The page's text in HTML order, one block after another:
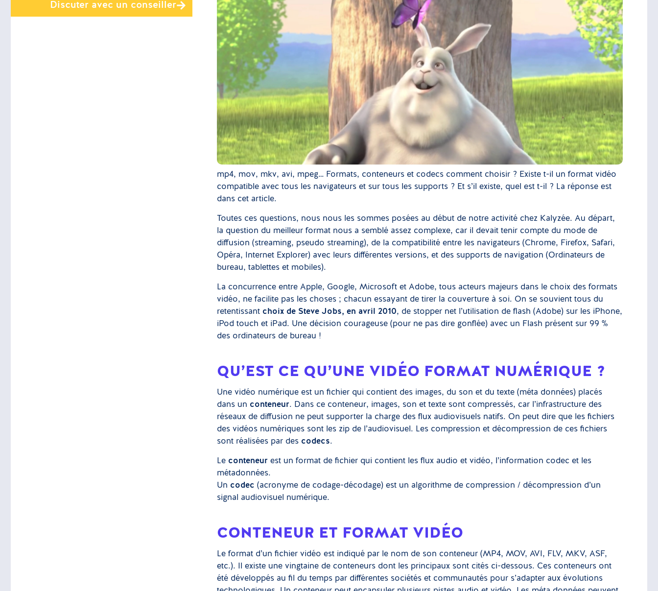
Discuter avec un conseiller
mp4, mov, mkv, avi, mpeg… Formats, conteneurs et codecs comment choisir ? Existe t-il un format vidéo
compatible avec tous les navigateurs et sur tous les supports ? Et s’il existe, quel est t-il ? La réponse est
dans cet article.
Toutes ces questions, nous nous les sommes posées au début de notre activité chez Kalyzée. Au départ,
la question du meilleur format nous a semblé assez complexe, car il devait tenir compte du mode de
diffusion (streaming, pseudo streaming), de la compatibilité entre les navigateurs (Chrome, Firefox, Safari,
Opéra, Internet Explorer) avec leurs différentes versions, et des supports de navigation (Ordinateurs de
bureau, tablettes et mobiles).
La concurrence entre Apple, Google, Microsoft et Adobe, tous acteurs majeurs dans le choix des formats
vidéo, ne facilite pas les choses ; chacun essayant de tirer la couverture à soi. On se souvient tous du
retentissant choix de Steve Jobs, en avril 2010, de stopper net l’utilisation de flash (Adobe) sur les iPhone,
iPod touch et iPad. Une décision courageuse (pour ne pas dire gonflée) avec un Flash présent sur 99 %
des ordinateurs de bureau !
QU’EST CE QU’UNE VIDÉO FORMAT NUMÉRIQUE ?
Une vidéo numérique est un fichier qui contient des images, du son et du texte (méta données) placés
dans un conteneur. Dans ce conteneur, images, son et texte sont compressés, car l’infrastructure des
réseaux de diffusion ne peut supporter la charge des flux audiovisuels natifs. On peut dire que les fichiers
des vidéos numériques sont les zip de l’audiovisuel. Les compression et décompression de ces fichiers
sont réalisées par des codecs.
Le conteneurest un format de fichier qui contient les flux audio et vidéo, l’information codec et les
métadonnées.
Un codec (acronyme de codage-décodage) est un algorithme de compression / décompression d’un
signal audiovisuel numérique.
CONTENEUR ET FORMAT VIDÉO
Le format d’un fichier vidéo est indiqué par le nom de son conteneur (MP4, MOV, AVI, FLV, MKV, ASF,
etc.). Il existe une vingtaine de conteneurs dont les principaux sont cités ci-dessous. Ces conteneurs ont
été développés au fil du temps par différentes sociétés et communautés pour s’adapter aux évolutions